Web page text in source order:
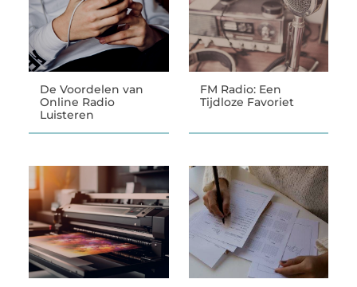
De Voordelen van
Online Radio
Luisteren
FM Radio: Een
Tijdloze Favoriet